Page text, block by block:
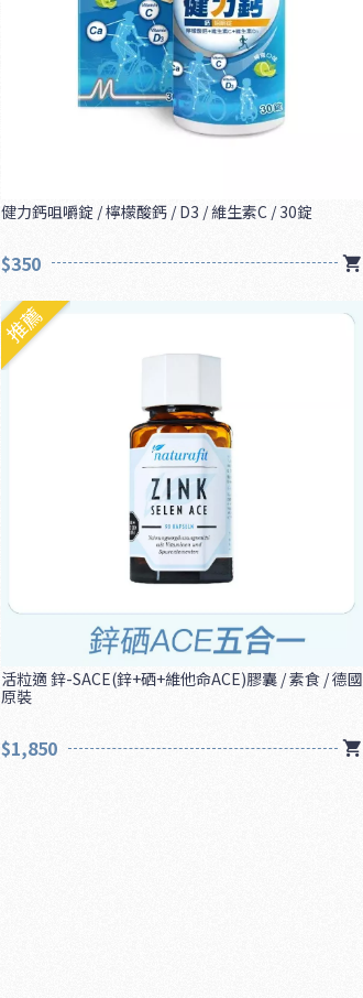
健力鈣咀嚼錠 / 檸檬酸鈣 / D3 / 維生素C / 30錠
$350
推薦
活粒適 鋅-SACE(鋅+硒+維他命ACE)膠囊 / 素食 / 德國
原裝
$1,850